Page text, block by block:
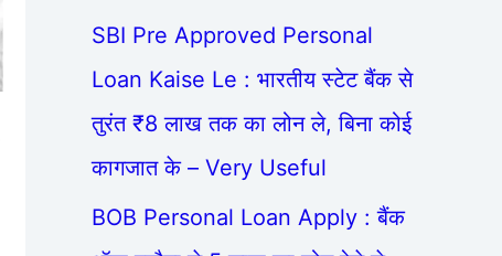
SBI Pre Approved Personal
Loan Kaise Le : भारतीय स्टेट बैंक से
तुरंत ₹8 लाख तक का लोन ले, बिना कोई
कागजात के – Very Useful
BOB Personal Loan Apply : बैंक